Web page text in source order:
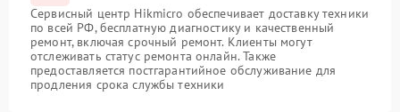
Сервисный центр Hikmicro обеспечивает доставку техники
по всей РФ, бесплатную диагностику и качественный
ремонт, включая срочный ремонт. Клиенты могут
отслеживать статус ремонта онлайн. Также
предоставляется постгарантийное обслуживание для
продления срока службы техники